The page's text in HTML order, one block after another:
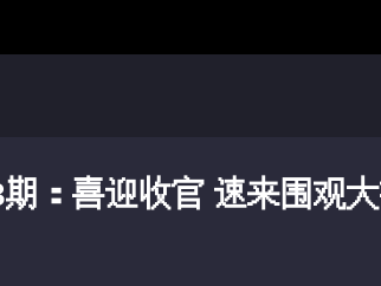
：喜迎收官 速来围观